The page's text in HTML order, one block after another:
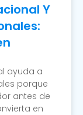
Y
ayuda a
porque
antes de
en